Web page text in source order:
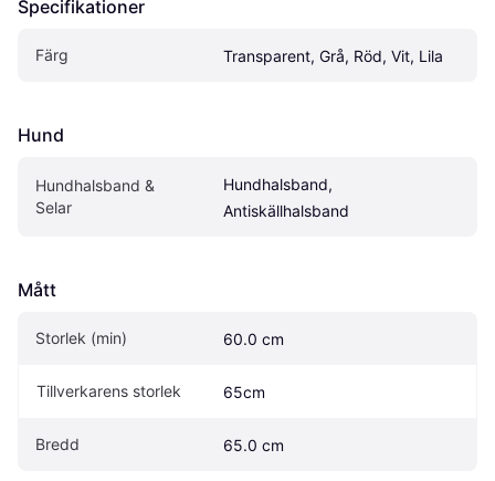
Specifikationer
Färg Transparent, Grå, Röd, Vit, Lila
Hund
Hundhalsband &
Selar
Hundhalsband,
Antiskällhalsband
Mått
Storlek (min) 60.0 cm
Tillverkarens storlek 65cm
Bredd 65.0 cm